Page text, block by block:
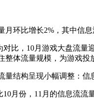
环比增长2%，其中信息
，10月游戏大盘流量迎
整体流量规模，为游戏投
构呈现小幅调整：信息
月份，11月的信息流流